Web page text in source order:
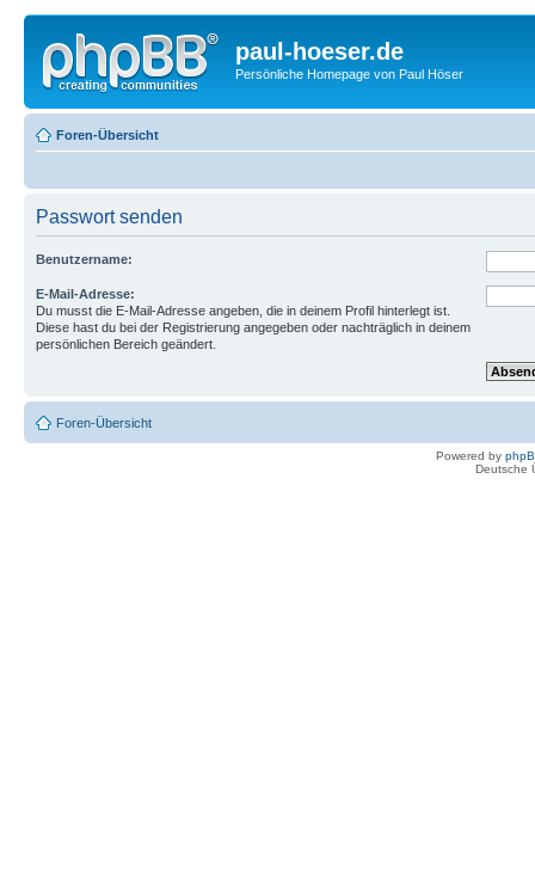
paul-hoeser.de
Persönliche Homepage von Paul Höser
Foren-Übersicht
Passwort senden
Benutzername:
E-Mail-Adresse:
Du musst die E-Mail-Adresse angeben, die in deinem Profil hinterlegt ist.
Diese hast du bei der Registrierung angegeben oder nachträglich in deinem
persönlichen Bereich geändert.
Foren-Übersicht
Powered by
Deutsche